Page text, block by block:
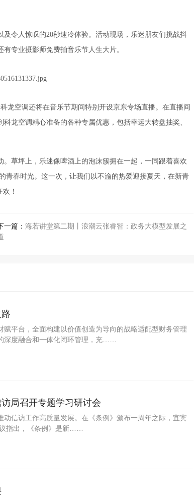
令人惊叹的20秒速冷体验。活动现场，乐迷朋友们挑战抖
专业摄影师免费拍音乐节人生大片。
龙空调还将在音乐节期间特别开设京东专场直播。在直播间
龙空调精心准备的各种专属优惠，包括幸运大转盘抽奖、
草坪上，乐迷像啤酒上的泡沫簇拥在一起，一同跟着喜欢
青春时光。这一次，让我们以不渝的热爱迎接夏天，在新青
！
一篇： 海若讲堂第二期丨浪潮云张睿智：政务大模型发展之
平台，全面构建以价值创造为导向的战略适配型财务管理
深度融合和一体化闭环管理，充……
局召开专题学习研讨会
信访工作高质量发展。在《条例》颁布一周年之际，宜宾
指出，《条例》是新……